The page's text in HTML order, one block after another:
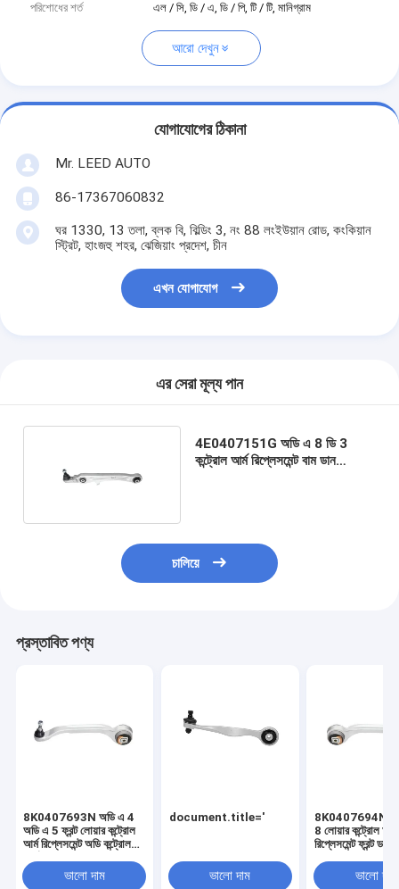
পরিশোধের শর্ত
এল / সি, ডি / এ, ডি / পি, টি / টি, মানিগ্রাম
আরো দেখুন
যোগাযোগের ঠিকানা
Mr. LEED AUTO
86-17367060832
ঘর 1330, 13 তলা, ব্লক বি, বিল্ডিং 3, নং 88 লংইউয়ান রোড, কংকিয়ান
স্ট্রিট, হাংজহু শহর, ঝেজিয়াং প্রদেশ, চীন
এখন যোগাযোগ
এর সেরা মূল্য পান
4E0407151G অডি এ 8 ডি 3
কন্ট্রোল আর্ম রিপ্লেসমেন্ট বাম ডান
চালিয়ে
প্রস্তাবিত পণ্য
8K0407693N অডি এ 4
অডি এ 5 ফ্রন্ট লোয়ার কন্ট্রোল
আর্ম রিপ্লেসমেন্ট অডি কন্ট্রোল
ভালো দাম
document.title='
ভালো দাম
8K0407694N
8 লোয়ার কন্ট্রোল আর্ম
রিপ্লেসমেন্ট ফ্রন্ট ডান
ভালো দাম